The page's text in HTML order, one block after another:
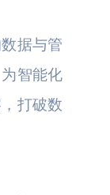
据与管
智能化
打破数